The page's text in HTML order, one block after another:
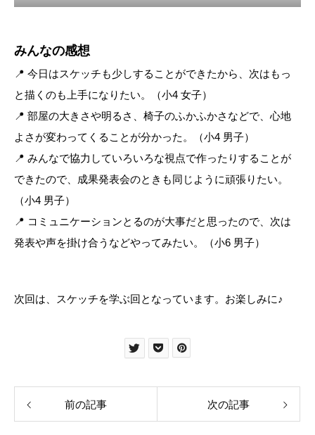
みんなの感想
📍 今日はスケッチも少しすることができたから、次はもっ
と描くのも上手になりたい。（小4 女子）
📍 部屋の大きさや明るさ、椅子のふかふかさなどで、心地
よさが変わってくることが分かった。（小4 男子）
📍 みんなで協力していろいろな視点で作ったりすることが
できたので、成果発表会のときも同じように頑張りたい。
（小4 男子）
📍 コミュニケーションとるのが大事だと思ったので、次は
発表や声を掛け合うなどやってみたい。（小6 男子）
次回は、スケッチを学ぶ回となっています。お楽しみに♪
前の記事 次の記事